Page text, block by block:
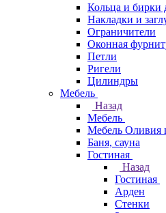
Кольца и бирки
Накладки и
Ограничители
Оконная
Петли
Ригели
Цилиндры
Мебель
Назад
Мебель
Мебель Оливия
Баня, сауна
Гостиная
Назад
Гостиная
Арден
Стенки